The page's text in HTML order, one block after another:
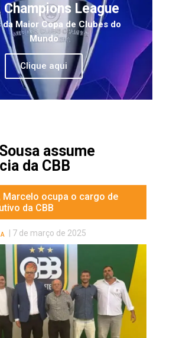
Champions League
da Maior Copa de Clubes do
Mundo
Clique aqui
assume
da CBB
Marcelo ocupa o cargo de
da CBB
7 de março de 2025